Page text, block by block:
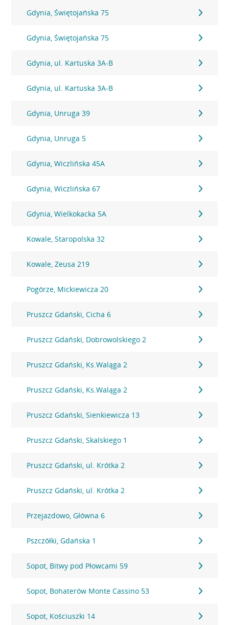
Gdynia, Świętojańska 75
Gdynia, Świętojańska 75
Gdynia, ul. Kartuska 3A-B
Gdynia, ul. Kartuska 3A-B
Gdynia, Unruga 39
Gdynia, Unruga 5
Gdynia, Wiczlińska 45A
Gdynia, Wiczlińska 67
Gdynia, Wielkokacka 5A
Kowale, Staropolska 32
Kowale, Zeusa 219
Pogórze, Mickiewicza 20
Pruszcz Gdański, Cicha 6
Pruszcz Gdański, Dobrowolskiego 2
Pruszcz Gdański, Ks.Waląga 2
Pruszcz Gdański, Ks.Waląga 2
Pruszcz Gdański, Sienkiewicza 13
Pruszcz Gdański, Skalskiego 1
Pruszcz Gdański, ul. Krótka 2
Pruszcz Gdański, ul. Krótka 2
Przejazdowo, Główna 6
Pszczółki, Gdańska 1
Sopot, Bitwy pod Płowcami 59
Sopot, Bohaterów Monte Cassino 53
Sopot, Kościuszki 14